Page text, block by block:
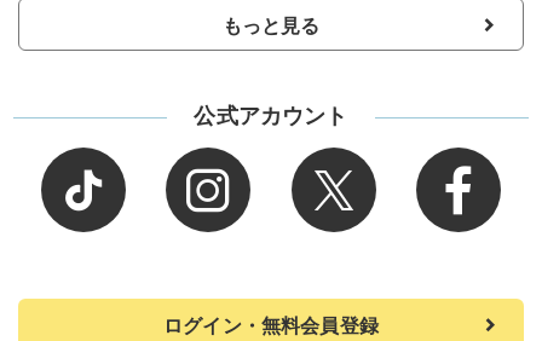
もっと見る
公式アカウント
ログイン・無料会員登録